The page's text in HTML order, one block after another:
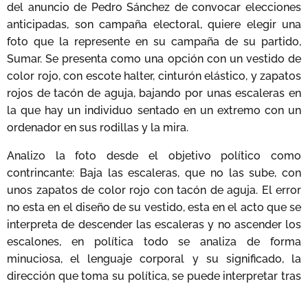
del anuncio de Pedro Sánchez de convocar elecciones
anticipadas, son campaña electoral, quiere elegir una
foto que la represente en su campaña de su partido,
Sumar. Se presenta como una opción con un vestido de
color rojo, con escote halter, cinturón elástico, y zapatos
rojos de tacón de aguja, bajando por unas escaleras en
la que hay un individuo sentado en un extremo con un
ordenador en sus rodillas y la mira.
Analizo la foto desde el objetivo político como
contrincante: Baja las escaleras, que no las sube, con
unos zapatos de color rojo con tacón de aguja. El error
no esta en el diseño de su vestido, esta en el acto que se
interpreta de descender las escaleras y no ascender los
escalones, en política todo se analiza de forma
minuciosa, el lenguaje corporal y su significado, la
dirección que toma su política, se puede interpretar tras